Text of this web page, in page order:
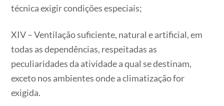
técnica exigir condições especiais;
XIV – Ventilação suficiente, natural e artificial, em
todas as dependências, respeitadas as
peculiaridades da atividade a qual se destinam,
exceto nos ambientes onde a climatização for
exigida.